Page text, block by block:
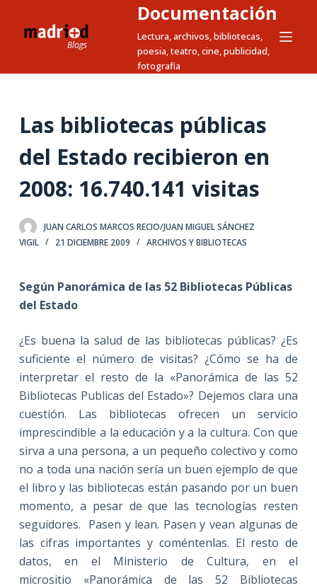
t
o
n
e
d
o
Documentación
Lectura, archivos, bibliotecas,
poesia, teatro, cine, publicidad,
fotografia
Las bibliotecas públicas
del Estado recibieron en
2008: 16.740.141 visitas
JUAN CARLOS MARCOS RECIO/JUAN MIGUEL SÁNCHEZ
VIGIL
21 DICIEMBRE 2009 ARCHIVOS Y BIBLIOTECAS
Según Panorámica de las 52 Bibliotecas Públicas
del Estado
¿Es buena la salud de las bibliotecas públicas? ¿Es
suficiente el número de visitas? ¿Cómo se ha de
interpretar el resto de la «Panorámica de las 52
Bibliotecas Publicas del Estado»? Dejemos clara una
cuestión. Las bibliotecas ofrecen un servicio
imprescindible a la educación y a la cultura. Con que
sirva a una persona, a un pequeño colectivo y como
no a toda una nación sería un buen ejemplo de que
el libro y las bibliotecas están pasando por un buen
momento, a pesar de que las tecnologías resten
seguidores. Pasen y lean. Pasen y vean algunas de
las cifras importantes y coméntenlas. El resto de
datos, en el Ministerio de Cultura, en el
micrositio «Panorámica de las 52 Bibliotecas